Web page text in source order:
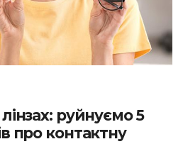
руйнуємо 5
про контактну